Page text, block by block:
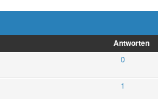
Antworten
0
1